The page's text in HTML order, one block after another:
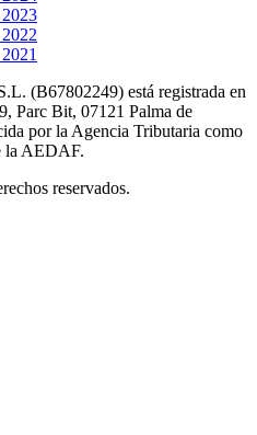
(B67802249) está registrada en
Parc Bit, 07121 Palma de
por la Agencia Tributaria como
la AEDAF.
reservados.